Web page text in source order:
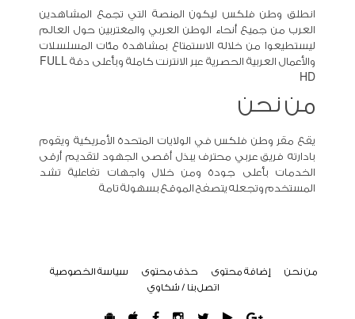
انطلق وطن فلكس ليكون المنصة التي تجمع المشاهدين
العرب من جميع أنحاء الوطن العربي والمغتربين حول العالم
ليستطيعوا من خلاله الاستمتاع بمشاهدة مئات المسلسلات
والأعمال العربية الحصرية عبر الانترنت كاملة وبأعلى دقة FULL
HD
من نحن
يقع مقر وطن فلكس في الولايات المتحدة الأمريكية ويقوم
بادارته فريق عربي محترف يبذل أقصى الجهود لتقديم أرقى
الخدمات بأعلى جودة ومن خلال واجهات تفاعلية تشد
المستخدم وتجعله يتصفح الموقع بسهولة تامة
من نحن إضافة محتوى حذف محتوى
سياسة الخصوصية
اتصل بنا / شكاوي